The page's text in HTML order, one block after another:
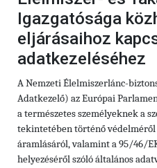
Igazgatósága
eljárásaihoz
adatkezeléséhez
A Nemzeti Élelmiszerlánc-
Adatkezelő) az Európai
a természetes személyeknek a
tekintetében történő védelméről
áramlásáról, valamint a 95/46/
helyezéséről szóló általános